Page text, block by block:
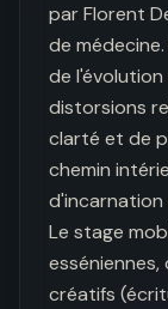
par Florent
de
de
distorsions
clarté et de
chemin
Le stage
créatifs